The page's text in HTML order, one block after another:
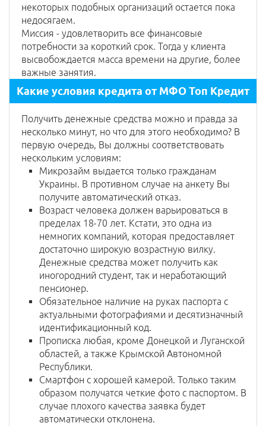
некоторых подобных организаций остается пока
недосягаем.
Миссия - удовлетворить все финансовые
потребности за короткий срок. Тогда у клиента
высвобождается масса времени на другие, более
важные занятия.
Какие условия кредита от МФО Топ Кредит
Получить денежные средства можно и правда за
несколько минут, но что для этого необходимо? В
первую очередь, Вы должны соответствовать
нескольким условиям:
Микрозайм выдается только гражданам
Украины. В противном случае на анкету Вы
получите автоматический отказ.
Возраст человека должен варьироваться в
пределах 18-70 лет. Кстати, это одна из
немногих компаний, которая предоставляет
достаточно широкую возрастную вилку.
Денежные средства может получить как
иногородний студент, так и неработающий
пенсионер.
Обязательное наличие на руках паспорта с
актуальными фотографиями и десятизначный
идентификационный код.
Прописка любая, кроме Донецкой и Луганской
областей, а также Крымской Автономной
Республики.
Смартфон с хорошей камерой. Только таким
образом получатся четкие фото с паспортом. В
случае плохого качества заявка будет
автоматически отклонена.